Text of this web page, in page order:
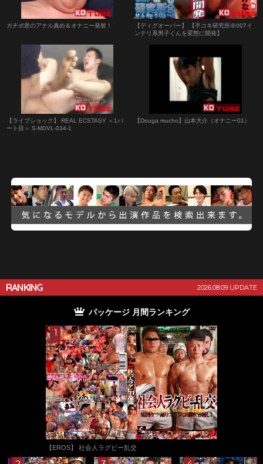
ガチポ君のアナル責め＆オナニー発射！
【ディグオーバー】 【手コキ研究所＠007イ
ンテリ系男子くんを変態に開発】
【ライブショック】 REAL ECSTASY ＜1パ
ート目＞ S-MDVL-034-1
【Douga mucho】山本大介（オナニー01）
RANKING 2026.08.09 UPDATE
パッケージ 月間ランキング
【EROS】 社会人ラグビー乱交